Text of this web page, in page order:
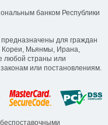
банком Республики
для граждан
Мьянмы, Ирана,
любой страны или
или постановлениям.